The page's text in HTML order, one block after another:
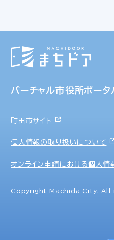
バーチャル市役所ポータ
町田市サイト
個人情報の取り扱いについて
オンライン申請における個人
Copyright Machida City. All